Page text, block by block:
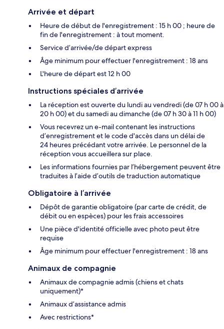
Arrivée et départ
Heure de début de l'enregistrement : 15 h 00 ; heure de
fin de l'enregistrement : à tout moment.
Service d’arrivée/de départ express
Âge minimum pour effectuer l'enregistrement : 18 ans
L'heure de départ est 12 h 00
Instructions spéciales d’arrivée
La réception est ouverte du lundi au vendredi (de 07 h 00 à
20 h 00) et du samedi au dimanche (de 07 h 30 à 11 h 00)
Vous recevrez un e-mail contenant les instructions
d’enregistrement et le code d'accès dans un délai de
24 heures précédant votre arrivée. Le personnel de la
réception vous accueillera sur place.
Les informations fournies par l’hébergement peuvent être
traduites à l’aide d’outils de traduction automatique
Obligatoire à l’arrivée
Dépôt de garantie obligatoire (par carte de crédit, de
débit ou en espèces) pour les frais accessoires
Une pièce d'identité officielle avec photo peut être
requise
Âge minimum pour effectuer l'enregistrement : 18 ans
Animaux de compagnie
Animaux de compagnie admis (chiens et chats
uniquement)*
Animaux d’assistance admis
Avec restrictions*